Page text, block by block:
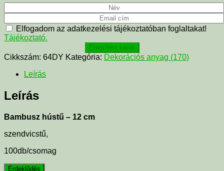
Elfogadom az adatkezelési tájékoztatóban foglaltakat!
Tájékoztató.
Értesítést kérek
Cikkszám: 64DY Kategória: Dekorációs anyag (170)
Leírás
Leírás
Bambusz hústű – 12 cm
szendvicstű,
100db/csomag